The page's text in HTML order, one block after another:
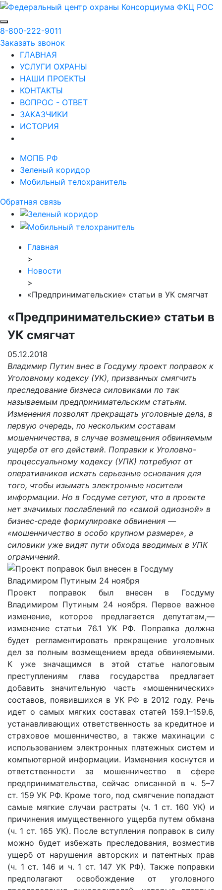
8-800-222-9011
Заказать звонок
ГЛАВНАЯ
УСЛУГИ ОХРАНЫ
НАШИ ПРОЕКТЫ
КОНТАКТЫ
ВОПРОС - ОТВЕТ
ЗАКАЗЧИКИ
ИСТОРИЯ
МОПБ РФ
Зеленый коридор
Мобильный телохранитель
Обратная связь
Главная
>
Новости
>
«Предпринимательские» статьи в УК смягчат
«Предпринимательские» статьи в
УК смягчат
05.12.2018
Владимир Путин внес в Госдуму проект поправок к
Уголовному кодексу (УК), призванных смягчить
преследование бизнеса силовиками по так
называемым предпринимательским статьям.
Изменения позволят прекращать уголовные дела, в
первую очередь, по нескольким составам
мошенничества, в случае возмещения обвиняемым
ущерба от его действий. Поправки к Уголовно-
процессуальному кодексу (УПК) потребуют от
оперативников искать серьезные основания для
того, чтобы изымать электронные носители
информации. Но в Госдуме сетуют, что в проекте
нет значимых послаблений по «самой одиозной» в
бизнес-среде формулировке обвинения —
«мошенничество в особо крупном размере», а
силовики уже видят пути обхода вводимых в УПК
ограничений.
Проект поправок был внесен в Госдуму
Владимиром Путиным 24 ноября. Первое важное
изменение, которое предлагается депутатам,—
изменение статьи 76.1 УК РФ. Поправка должна
будет регламентировать прекращение уголовных
дел за полным возмещением вреда обвиняемыми.
К уже значащимся в этой статье налоговым
преступлениям глава государства предлагает
добавить значительную часть «мошеннических»
составов, появившихся в УК РФ в 2012 году. Речь
идет о самых мягких составах статей 159.1–159.6,
устанавливающих ответственность за кредитное и
страховое мошенничество, а также махинации с
использованием электронных платежных систем и
компьютерной информации. Изменения коснутся и
ответственности за мошенничество в сфере
предпринимательства, сейчас описанной в ч. 5–7
ст. 159 УК РФ. Кроме того, под смягчение попадают
самые мягкие случаи растраты (ч. 1 ст. 160 УК) и
причинения имущественного ущерба путем обмана
(ч. 1 ст. 165 УК). После вступления поправок в силу
можно будет избежать преследования, возместив
ущерб от нарушения авторских и патентных прав
(ч. 1 ст. 146 и ч. 1 ст. 147 УК РФ). Также поправки
предполагают освобождение от уголовного